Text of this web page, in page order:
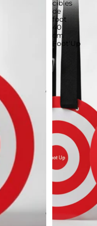
cibles
de
foot
40
cm
Foot'Up